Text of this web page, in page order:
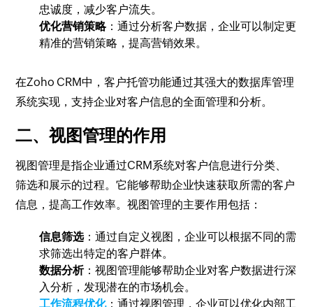
忠诚度，减少客户流失。
优化营销策略：通过分析客户数据，企业可以制定更
精准的营销策略，提高营销效果。
在Zoho CRM中，客户托管功能通过其强大的数据库管理
系统实现，支持企业对客户信息的全面管理和分析。
二、视图管理的作用
视图管理是指企业通过CRM系统对客户信息进行分类、
筛选和展示的过程。它能够帮助企业快速获取所需的客户
信息，提高工作效率。视图管理的主要作用包括：
信息筛选：通过自定义视图，企业可以根据不同的需
求筛选出特定的客户群体。
数据分析：视图管理能够帮助企业对客户数据进行深
入分析，发现潜在的市场机会。
工作流程优化：通过视图管理，企业可以优化内部工